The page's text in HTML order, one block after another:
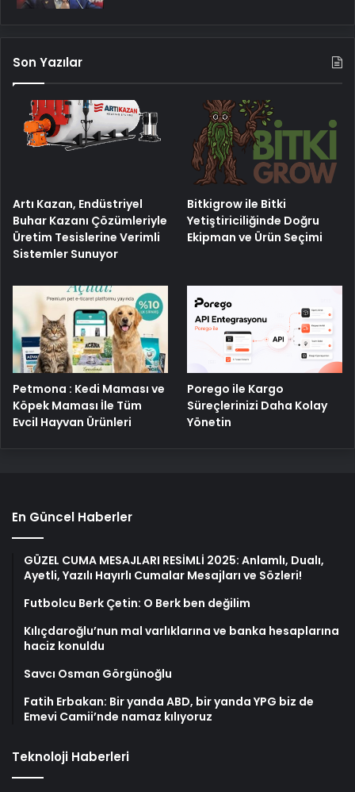
Son Yazılar
Artı Kazan, Endüstriyel
Buhar Kazanı Çözümleriyle
Üretim Tesislerine Verimli
Sistemler Sunuyor
Bitkigrow ile Bitki
Yetiştiriciliğinde Doğru
Ekipman ve Ürün Seçimi
Petmona : Kedi Maması ve
Köpek Maması İle Tüm
Evcil Hayvan Ürünleri
Porego ile Kargo
Süreçlerinizi Daha Kolay
Yönetin
En Güncel Haberler
GÜZEL CUMA MESAJLARI RESİMLİ 2025: Anlamlı, Dualı,
Ayetli, Yazılı Hayırlı Cumalar Mesajları ve Sözleri!
Futbolcu Berk Çetin: O Berk ben değilim
Kılıçdaroğlu’nun mal varlıklarına ve banka hesaplarına
haciz konuldu
Savcı Osman Görgünoğlu
Fatih Erbakan: Bir yanda ABD, bir yanda YPG biz de
Emevi Camii’nde namaz kılıyoruz
Teknoloji Haberleri